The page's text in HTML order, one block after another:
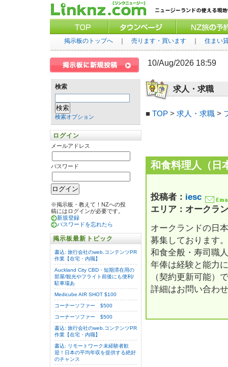
掲示板のトップへ｜ 売ります・買います｜ 住まい
検索
検索オプション
ログイン
メールアドレス
パスワード
※掲示板・教えて！NZへの投
稿にはログインが必要です。
新規登録
パスワードを忘れたら
掲示板最新トピック
書込: 旅行会社のweb.コンテンツPR
作業【在宅・内職】
Auckland City CBD・短期滞在用の
部屋/観光やフライト前後にも便利/
駐車場あ
Medicube AIR SHOT $100
コーナーソファー $500
コーナーソファー $500
書込: 旅行会社のweb.コンテンツPR
作業【在宅・内職】
書込: リモートワーク未経験者歓
迎！日本の平均年収を提供する絶好
のチャンス
10/Aug/2026 18:59
求人・求職
■ TOP> 求人・求職>
和食料理人（日
投稿者： iesc
エリア：オークラ
オークランドの日
募集しております。
和食全般・寿司職
年俸は経験と能力
（契約更新可能）
詳細はお問い合わ